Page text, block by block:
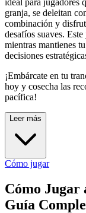
ideal para jugadores
granja, se deleitan
combinación y
desafíos suaves.
mientras mantienes
decisiones
¡Embárcate en tu
hoy y cosecha las
pacífica!
Leer más
Cómo jugar
Cómo Jugar
Guía